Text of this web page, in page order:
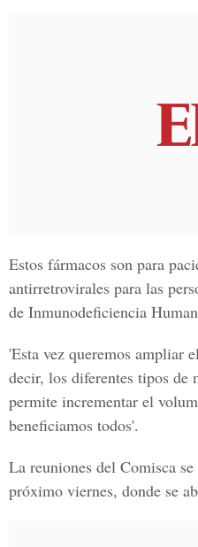
Estos fármacos son para
antirretrovirales para las
de Inmunodeficiencia
'Esta vez queremos ampliar
decir, los diferentes tipos de
permite incrementar el
beneficiamos todos'.
La reuniones del Comisca
próximo viernes, donde se